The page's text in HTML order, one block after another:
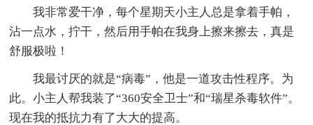
我非常爱干净，每个星期天小主人总是拿着手帕，
沾一点水，拧干，然后用手帕在我身上擦来擦去，真是
舒服极啦！
我最讨厌的就是“病毒”，他是一道攻击性程序。为
此。小主人帮我装了“360安全卫士”和“瑞星杀毒软件”。
现在我的抵抗力有了大大的提高。